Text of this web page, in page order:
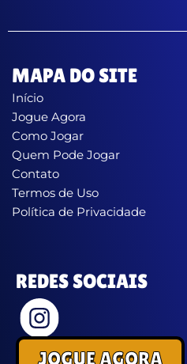
MAPA DO SITE
Início
Jogue Agora
Como Jogar
Quem Pode Jogar
Contato
Termos de Uso
Política de Privacidade
REDES SOCIAIS
JOGUE AGORA